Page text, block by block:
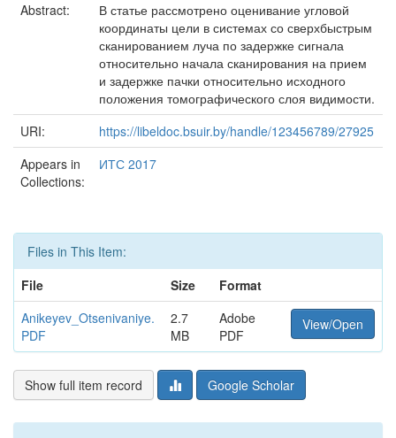
Abstract:
В статье рассмотрено оценивание угловой
координаты цели в системах со сверхбыстрым
сканированием луча по задержке сигнала
относительно начала сканирования на прием
и задержке пачки относительно исходного
положения томографического слоя видимости.
URI:
https://libeldoc.bsuir.by/handle/123456789/27925
Appears in
Collections:
ИТС 2017
Files in This Item:
File
Size
Format
Anikeyev_Otsenivaniye.
PDF
2.7
MB
Adobe
PDF
View/Open
Show full item record Google Scholar